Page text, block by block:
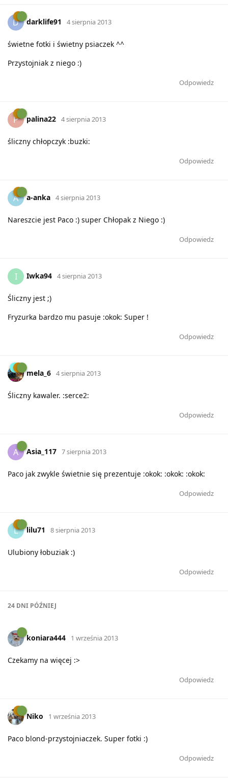
D darklife91 4 sierpnia 2013
świetne fotki i świetny psiaczek ^^
Przystojniak z niego :)
Odpowiedz
P palina22 4 sierpnia 2013
śliczny chłopczyk :buzki:
Odpowiedz
A a-anka 4 sierpnia 2013
Nareszcie jest Paco :) super Chłopak z Niego :)
Odpowiedz
I Iwka94 4 sierpnia 2013
Śliczny jest ;)
Fryzurka bardzo mu pasuje :okok: Super !
Odpowiedz
mela_6 4 sierpnia 2013
Śliczny kawaler. :serce2:
Odpowiedz
A Asia_117 7 sierpnia 2013
Paco jak zwykle świetnie się prezentuje :okok: :okok: :okok:
Odpowiedz
L lilu71 8 sierpnia 2013
Ulubiony łobuziak :)
Odpowiedz
24 DNI PÓŹNIEJ
koniara444 1 września 2013
Czekamy na więcej :>
Odpowiedz
Niko 1 września 2013
Paco blond-przystojniaczek. Super fotki :)
Odpowiedz